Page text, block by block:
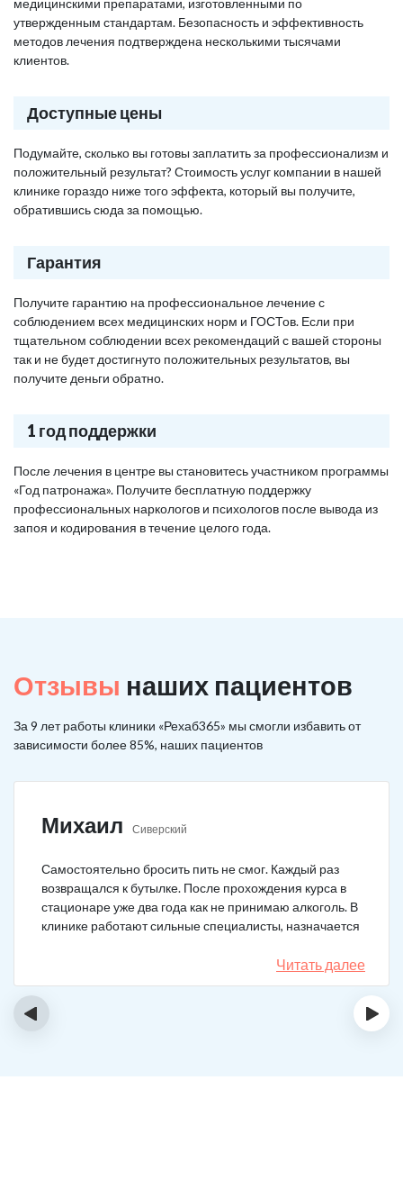
медицинскими препаратами, изготовленными по
утвержденным стандартам. Безопасность и эффективность
методов лечения подтверждена несколькими тысячами
клиентов.
Доступные цены
Подумайте, сколько вы готовы заплатить за профессионализм и
положительный результат? Стоимость услуг компании в нашей
клинике гораздо ниже того эффекта, который вы получите,
обратившись сюда за помощью.
Гарантия
Получите гарантию на профессиональное лечение с
соблюдением всех медицинских норм и ГОСТов. Если при
тщательном соблюдении всех рекомендаций с вашей стороны
так и не будет достигнуто положительных результатов, вы
получите деньги обратно.
1 год поддержки
После лечения в центре вы становитесь участником программы
«Год патронажа». Получите бесплатную поддержку
профессиональных наркологов и психологов после вывода из
запоя и кодирования в течение целого года.
Отзывы наших пациентов
За 9 лет работы клиники «Рехаб365» мы смогли избавить от
зависимости более 85%, наших пациентов
Михаил Сиверский
Самостоятельно бросить пить не смог. Каждый раз
возвращался к бутылке. После прохождения курса в
стационаре уже два года как не принимаю алкоголь. В
клинике работают сильные специалисты, назначается
Читать далее
‹ ›